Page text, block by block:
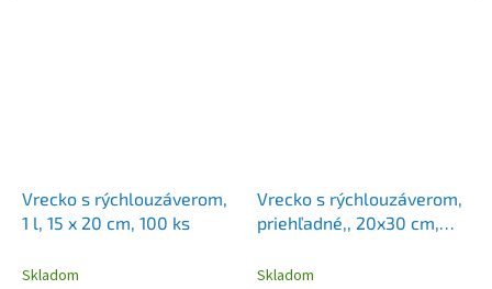
Vrecko s rýchlouzáverom,
1 l, 15 x 20 cm, 100 ks
Skladom
Vrecko s rýchlouzáverom,
priehľadné,, 20x30 cm,
Skladom